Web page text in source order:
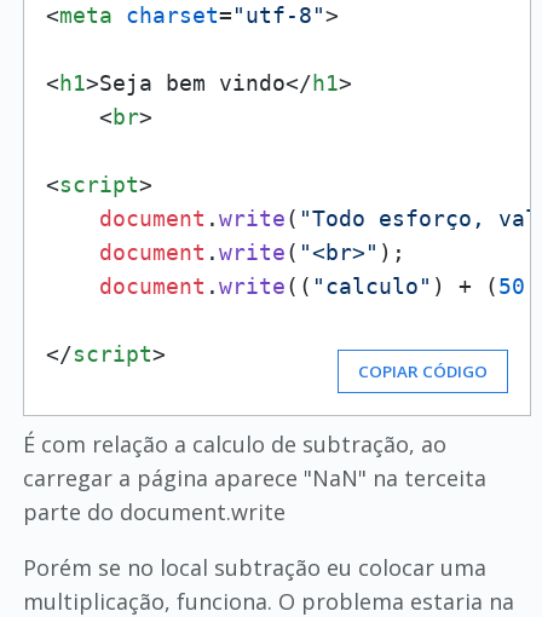
<meta charset="utf-8">
<h1>Seja bem vindo</h1>
<br>
<script>
document .write( "Todo esforço,
document .write( "<br>" );
document .write(( "calculo" ) + (50
</script>
COPIAR CÓDIGO
É com relação a calculo de subtração, ao
carregar a página aparece "NaN" na terceita
parte do document.write
Porém se no local subtração eu colocar uma
multiplicação, funciona. O problema estaria na